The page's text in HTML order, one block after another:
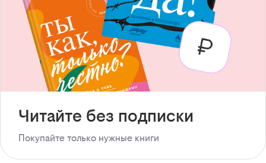
Читайте без подписки
Покупайте только нужные книги